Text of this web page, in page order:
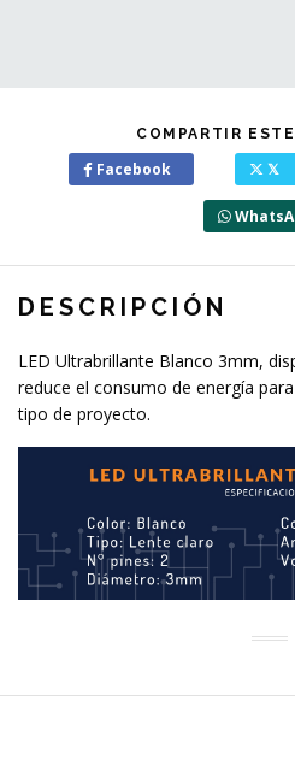
COMPARTIR
Facebook 𝕏
DESCRIPCIÓN
LED Ultrabrillante Blanco 3mm,
reduce el consumo de energía
tipo de proyecto.